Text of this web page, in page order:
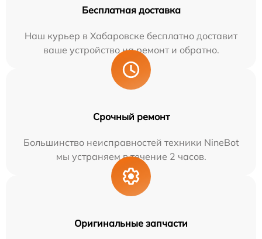
Бесплатная доставка
Наш курьер в Хабаровске бесплатно доставит
ваше устройство на ремонт и обратно.
Срочный ремонт
Большинство неисправностей техники NineBot
мы устраняем в течение 2 часов.
Оригинальные запчасти